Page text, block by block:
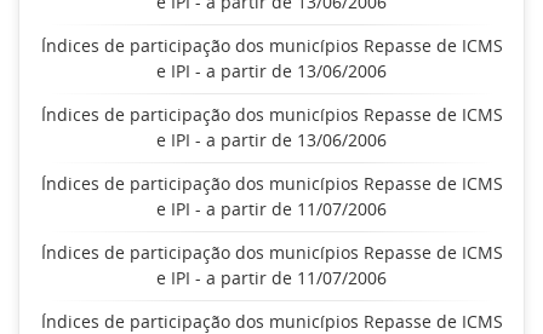
Índices de participação dos municípios Repasse de ICMS
e IPI - a partir de 13/06/2006
Índices de participação dos municípios Repasse de ICMS
e IPI - a partir de 13/06/2006
Índices de participação dos municípios Repasse de ICMS
e IPI - a partir de 11/07/2006
Índices de participação dos municípios Repasse de ICMS
e IPI - a partir de 11/07/2006
Índices de participação dos municípios Repasse de ICMS